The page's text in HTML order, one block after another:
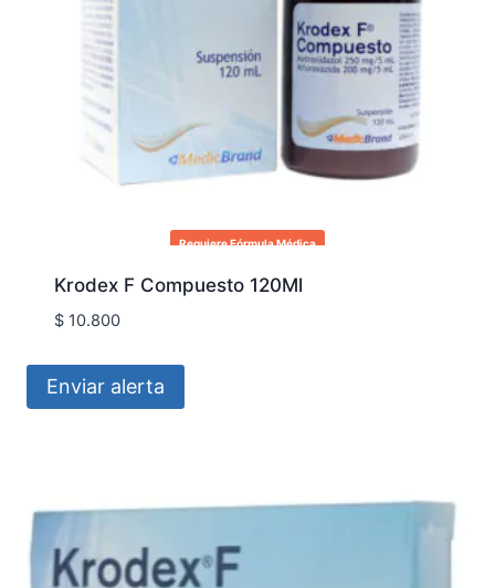
Requiere Fórmula Médica
Krodex F Compuesto 120Ml
$10.800
Enviar alerta